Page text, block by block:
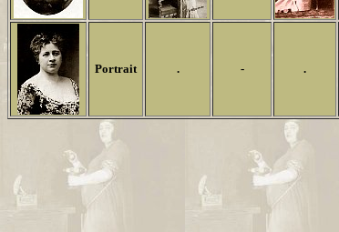
Portrait . - .